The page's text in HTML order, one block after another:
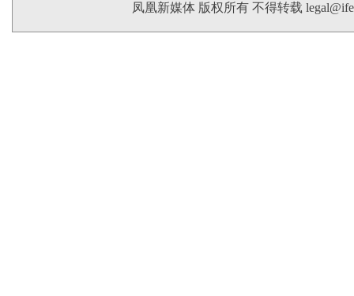
凤凰新媒体 版权所有 不得转载